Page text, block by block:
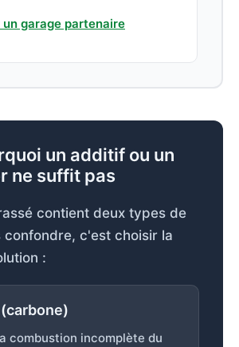
garage partenaire
un additif ou un
ne suffit pas
contient deux types de
confondre, c'est choisir la
:
combustion incomplète du